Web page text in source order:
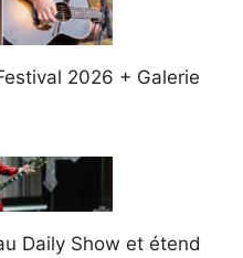
2026 + Galerie
Daily Show et étend